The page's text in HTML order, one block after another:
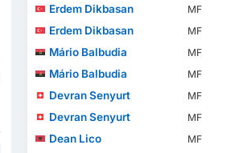
Erdem Dikbasan
MF
Erdem Dikbasan
MF
Mário Balbudia
MF
Mário Balbudia
MF
Devran Senyurt
MF
Devran Senyurt
MF
Dean Lico
MF